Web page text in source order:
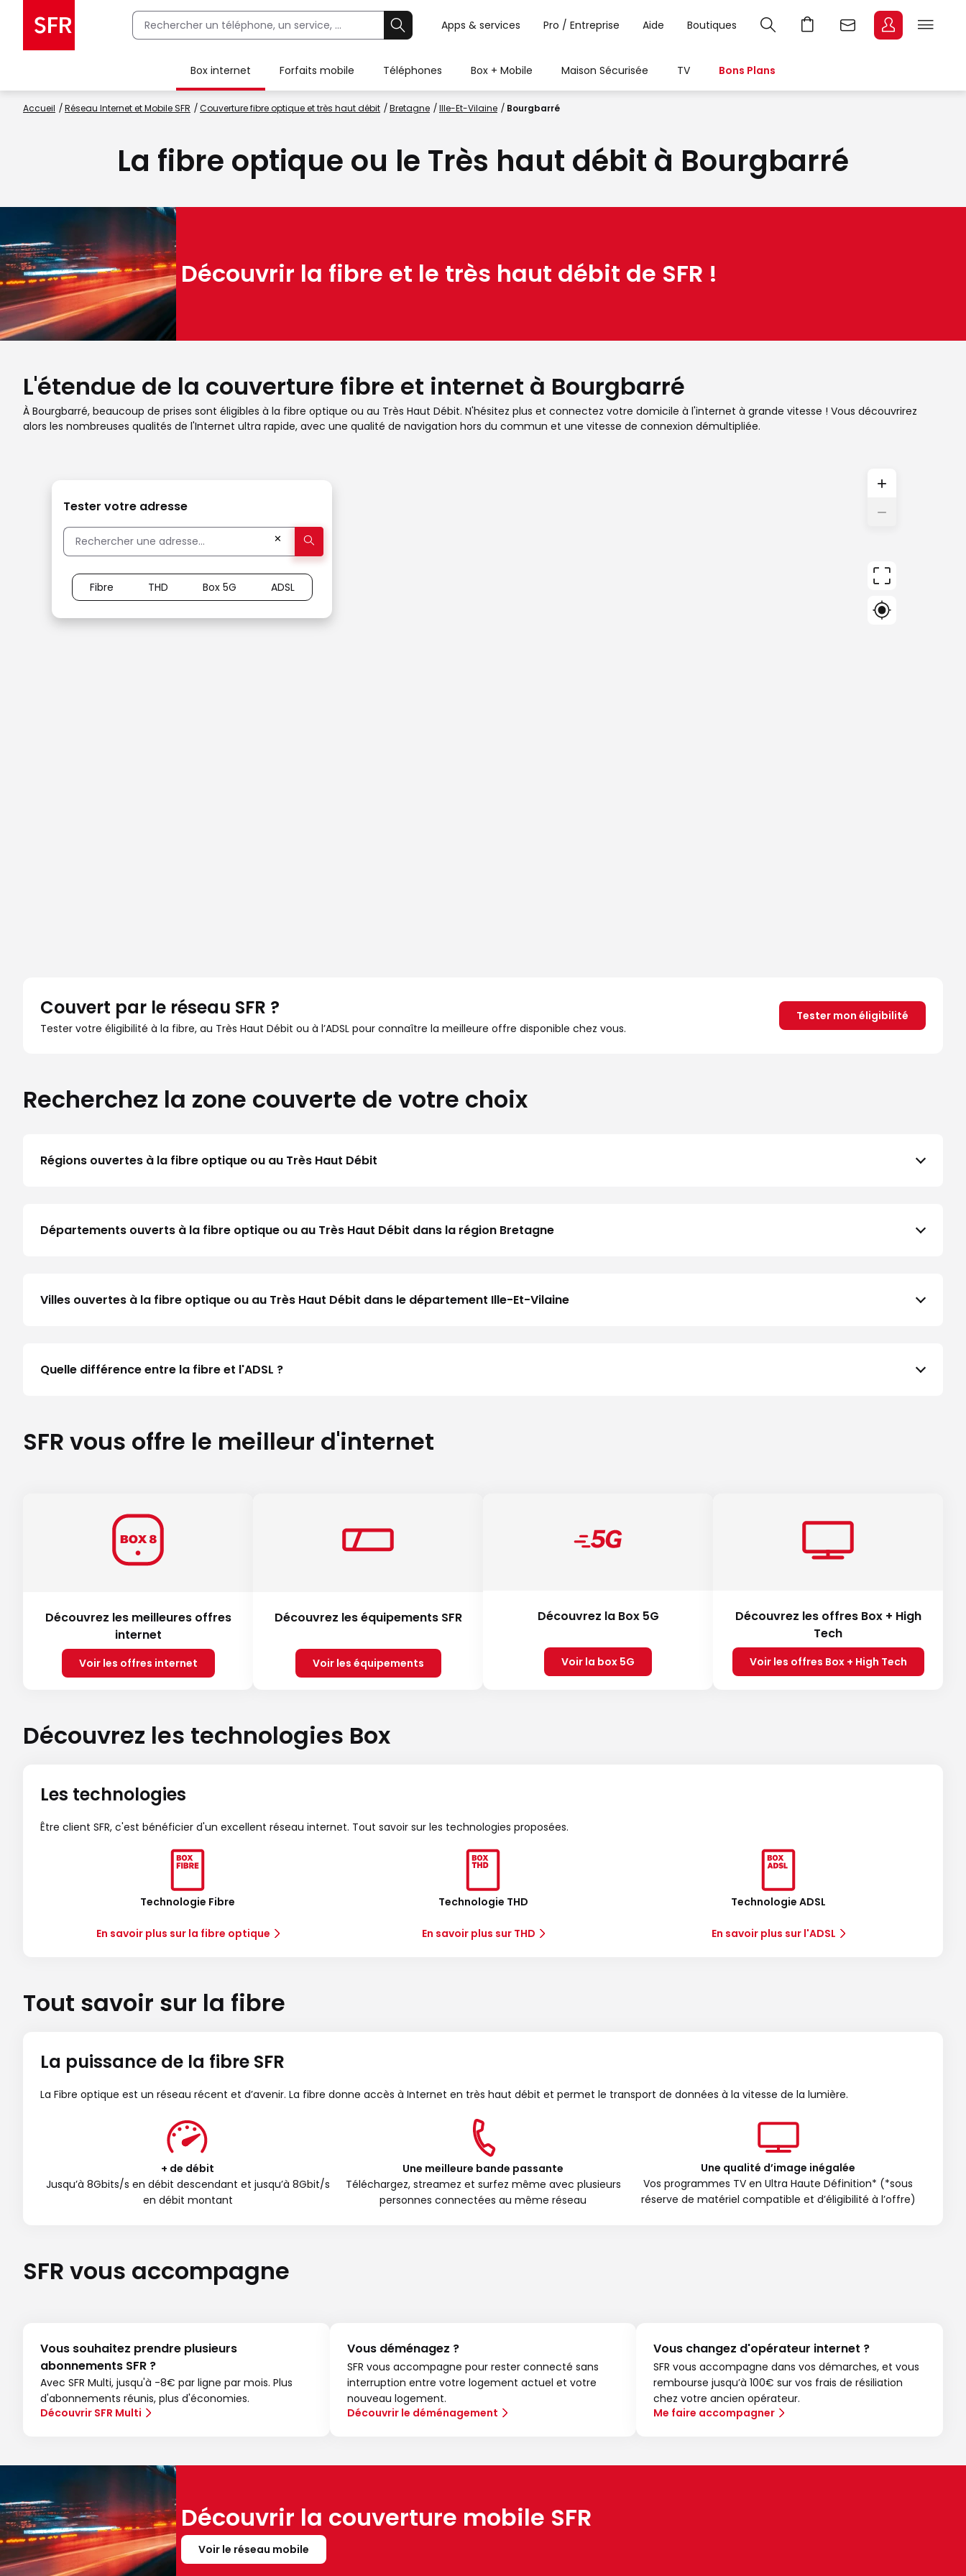
Apps & services Pro / Entreprise Aide Boutiques
Box internet Forfaits mobile Téléphones Box + Mobile Maison Sécurisée TV Bons Plans
Accueil Réseau Internet et Mobile SFR Couverture fibre optique et très haut débit Bretagne Ille-Et-Vilaine Bourgbarré
La fibre optique ou le Très haut débit à Bourgbarré
Découvrir la fibre et le très haut débit de SFR !
L'étendue de la couverture fibre et internet à Bourgbarré
À Bourgbarré, beaucoup de prises sont éligibles à la fibre optique ou au Très Haut Débit. N'hésitez plus et connectez votre domicile à l'internet à grande vitesse ! Vous découvrirez
alors les nombreuses qualités de l'Internet ultra rapide, avec une qualité de navigation hors du commun et une vitesse de connexion démultipliée.
+
−
Tester votre adresse
✕
Fibre THD Box 5G ADSL
Couvert par le réseau SFR ?
Tester votre éligibilité à la fibre, au Très Haut Débit ou à l’ADSL pour connaître la meilleure offre disponible chez vous.
Tester mon éligibilité
Recherchez la zone couverte de votre choix
Régions ouvertes à la fibre optique ou au Très Haut Débit
Départements ouverts à la fibre optique ou au Très Haut Débit dans la région Bretagne
Villes ouvertes à la fibre optique ou au Très Haut Débit dans le département Ille-Et-Vilaine
Quelle différence entre la fibre et l'ADSL ?
SFR vous offre le meilleur d'internet
Découvrez les meilleures offres
internet
Voir les offres internet
Découvrez les équipements SFR
Voir les équipements
Découvrez la Box 5G
Voir la box 5G
Découvrez les offres Box + High
Tech
Voir les offres Box + High Tech
Découvrez les technologies Box
Les technologies
Être client SFR, c'est bénéficier d'un excellent réseau internet. Tout savoir sur les technologies proposées.
Technologie Fibre
En savoir plus sur la fibre optique
Technologie THD
En savoir plus sur THD
Technologie ADSL
En savoir plus sur l'ADSL
Tout savoir sur la fibre
La puissance de la fibre SFR
La Fibre optique est un réseau récent et d’avenir. La fibre donne accès à Internet en très haut débit et permet le transport de données à la vitesse de la lumière.
+ de débit
Jusqu’à 8Gbits/s en débit descendant et jusqu’à 8Gbit/s
en débit montant
Une meilleure bande passante
Téléchargez, streamez et surfez même avec plusieurs
personnes connectées au même réseau
Une qualité d’image inégalée
Vos programmes TV en Ultra Haute Définition* (*sous
réserve de matériel compatible et d’éligibilité à l’offre)
SFR vous accompagne
Vous souhaitez prendre plusieurs
abonnements SFR ?
Avec SFR Multi, jusqu'à -8€ par ligne par mois. Plus
d'abonnements réunis, plus d'économies.
Découvrir SFR Multi
Vous déménagez ?
SFR vous accompagne pour rester connecté sans
interruption entre votre logement actuel et votre
nouveau logement.
Découvrir le déménagement
Vous changez d'opérateur internet ?
SFR vous accompagne dans vos démarches, et vous
rembourse jusqu’à 100€ sur vos frais de résiliation
chez votre ancien opérateur.
Me faire accompagner
Découvrir la couverture mobile SFR
Voir le réseau mobile